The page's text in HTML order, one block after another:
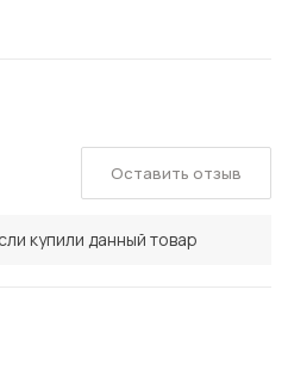
купили данный товар
Оставить отзыв